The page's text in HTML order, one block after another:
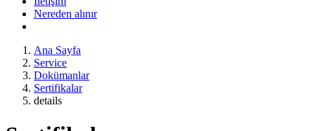
Nereden alınır
Ana Sayfa
Service
Dokümanlar
Sertifikalar
details